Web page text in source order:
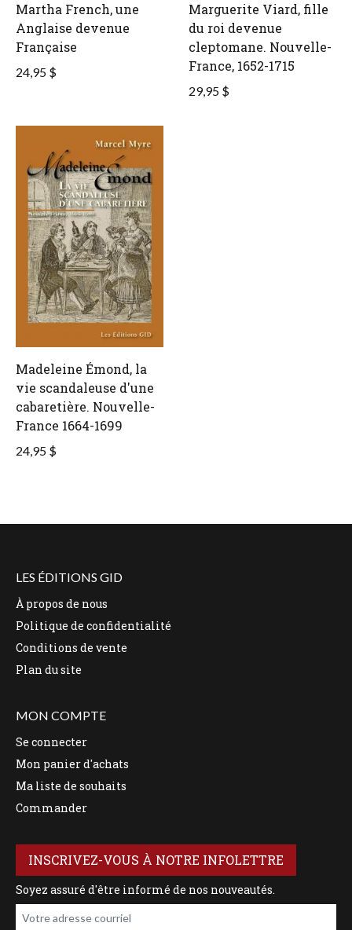
Martha French, une
Anglaise devenue
Française
24,95 $
Marguerite Viard, fille
du roi devenue
cleptomane. Nouvelle-
France, 1652-1715
29,95 $
Madeleine Émond, la
vie scandaleuse d'une
cabaretière. Nouvelle-
France 1664-1699
24,95 $
LES ÉDITIONS GID
À propos de nous
Politique de confidentialité
Conditions de vente
Plan du site
MON COMPTE
Se connecter
Mon panier d'achats
Ma liste de souhaits
Commander
INSCRIVEZ-VOUS À NOTRE INFOLETTRE
Soyez assuré d'être informé de nos nouveautés.
Votre adresse courriel